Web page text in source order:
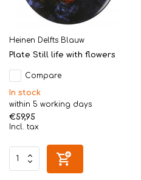
Heinen Delfts Blauw
Plate Still life with flowers
Compare
In stock
within 5 working days
€59,95
Incl. tax